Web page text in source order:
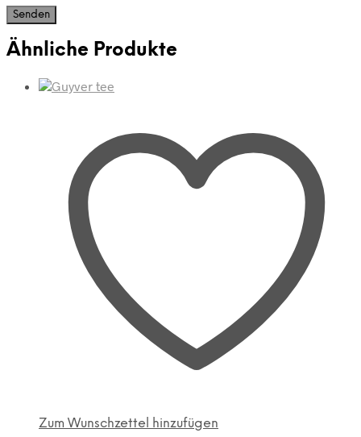
Ähnliche Produkte
Zum Wunschzettel hinzufügen